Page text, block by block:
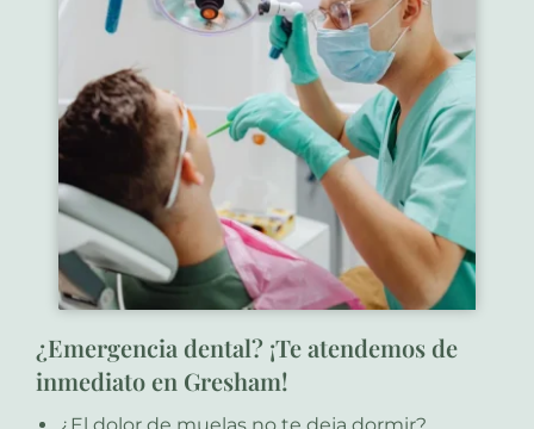
¿Emergencia dental? ¡Te atendemos de
inmediato en Gresham!
¿El dolor de muelas no te deja dormir?